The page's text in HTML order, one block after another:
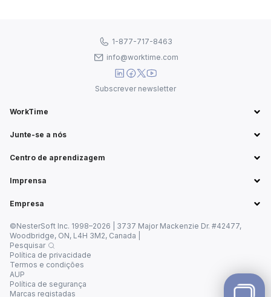
WorkTime
Junte-se a nós
Centro de aprendizagem
Imprensa
Empresa
1-877-717-8463
info@worktime.com
Subscrever newsletter
©NesterSoft Inc. 1998–2026 | 3737 Major Mackenzie Dr. #42477,
Woodbridge, ON, L4H 3M2, Canada |
Pesquisar
Política de privacidade
Termos e condições
AUP
Política de segurança
Marcas registadas